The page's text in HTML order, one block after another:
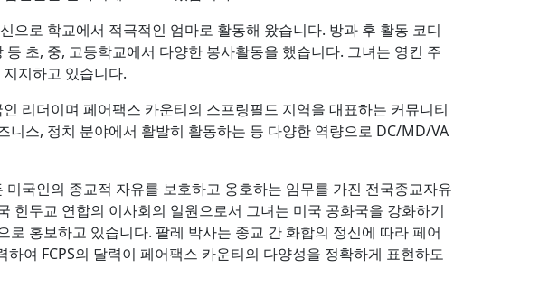
으로 학교에서 적극적인 엄마로 활동해 왔습니다. 방과 후 활동 코디
초, 중, 고등학교에서 다양한 봉사활동을 했습니다. 그녀는 영킨 주
지하고 있습니다.
리더이며 페어팩스 카운티의 스프링필드 지역을 대표하는 커뮤니티
니스, 정치 분야에서 활발히 활동하는 등 다양한 역량으로 DC/MD/VA
국인의 종교적 자유를 보호하고 옹호하는 임무를 가진 전국종교자유
힌두교 연합의 이사회의 일원으로서 그녀는 미국 공화국을 강화하기
홍보하고 있습니다. 팔레 박사는 종교 간 화합의 정신에 따라 페어
하여 FCPS의 달력이 페어팩스 카운티의 다양성을 정확하게 표현하도